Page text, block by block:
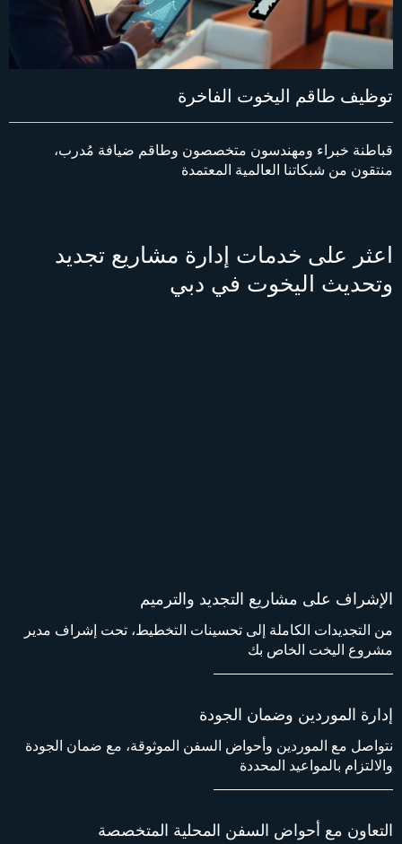
توظيف طاقم اليخوت الفاخرة
قباطنة خبراء ومهندسون متخصصون وطاقم ضيافة مُدرب،
منتقون من شبكاتنا العالمية المعتمدة
اعثر على خدمات إدارة مشاريع تجديد
وتحديث اليخوت في دبي
الإشراف على مشاريع التجديد والترميم
من التجديدات الكاملة إلى تحسينات التخطيط، تحت إشراف مدير
مشروع اليخت الخاص بك
إدارة الموردين وضمان الجودة
نتواصل مع الموردين وأحواض السفن الموثوقة، مع ضمان الجودة
والالتزام بالمواعيد المحددة
التعاون مع أحواض السفن المحلية المتخصصة